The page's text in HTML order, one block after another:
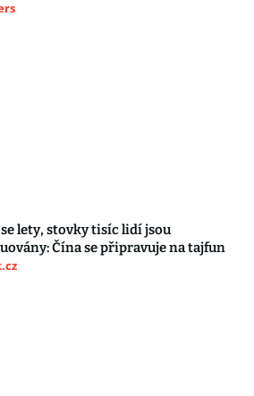
lety, stovky tisíc lidí jsou
Čína se připravuje na tajfun